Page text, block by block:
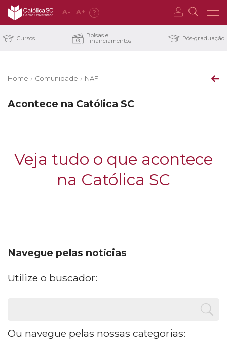
A- A+ ?
Cursos Bolsas e
Financiamentos Pós-graduação
Home / Comunidade / NAF
Acontece na Católica SC
Veja tudo o que acontece
na Católica SC
Navegue pelas notícias
Utilize o buscador:
Ou navegue pelas nossas categorias: